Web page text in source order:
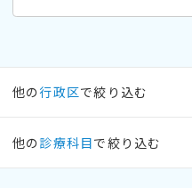
他の行政区で絞り込む
他の 診療科目で絞り込む